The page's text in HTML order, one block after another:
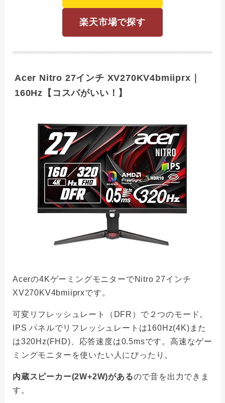
楽天市場で探す
Acer Nitro 27インチ XV270KV4bmiiprx｜
160Hz【コスパがいい！】
Acerの4KゲーミングモニターでNitro 27インチ
XV270KV4bmiiprxです。
可変リフレッシュレート（DFR）で２つのモード。
IPS パネルでリフレッシュレートは160Hz(4K)また
は320Hz(FHD)、応答速度は0.5msです。高速なゲー
ミングモニターを使いたい人にぴったり。
内蔵スピーカー(2W+2W)があるので音を出力できま
す。